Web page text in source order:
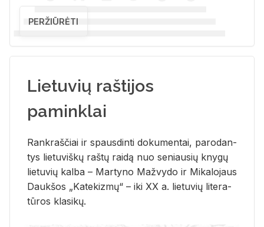
PERŽIŪRĖTI
Lietuvių raštijos
paminklai
Rank­raš­čiai ir spaus­din­ti do­ku­men­tai, pa­ro­dan­
tys lie­tu­viš­kų raš­tų rai­dą nuo se­niau­sių kny­gų
lie­tu­vių kal­ba – Mar­ty­no Ma­žvy­do ir Mi­ka­lo­jaus
Dauk­šos „Ka­te­kiz­mų“ – iki XX a. lie­tu­vių li­te­ra­
tū­ros kla­si­kų.